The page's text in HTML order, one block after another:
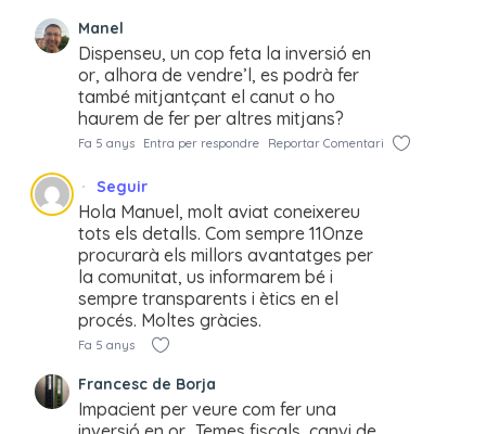
Manel
Dispenseu, un cop feta la inversió en
or, alhora de vendre’l, es podrà fer
també mitjantçant el canut o ho
haurem de fer per altres mitjans?
Fa 5 anys Entra per respondre Reportar Comentari
Seguir
Hola Manuel, molt aviat coneixereu
tots els detalls. Com sempre 11Onze
procurarà els millors avantatges per
la comunitat, us informarem bé i
sempre transparents i ètics en el
procés. Moltes gràcies.
Fa 5 anys
Francesc de Borja
Impacient per veure com fer una